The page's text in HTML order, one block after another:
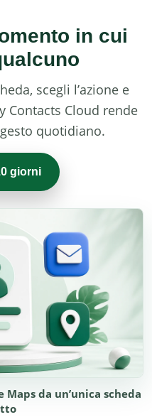
in cui
scegli l’azione e
Contacts Cloud rende
quotidiano.
giorni
da un’unica scheda